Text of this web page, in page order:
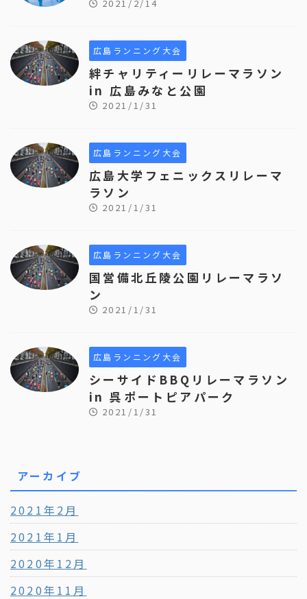
2021/2/14
広島ランニング大会
絆チャリティーリレーマラソン
in 広島みなと公園
2021/1/31
広島ランニング大会
広島大学フェニックスリレーマ
ラソン
2021/1/31
広島ランニング大会
国営備北丘陵公園リレーマラソ
ン
2021/1/31
広島ランニング大会
シーサイドBBQリレーマラソン
in 呉ポートピアパーク
2021/1/31
アーカイブ
2021年2月
2021年1月
2020年12月
2020年11月